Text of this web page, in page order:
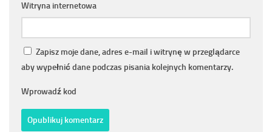
Witryna internetowa
Zapisz moje dane, adres e-mail i witrynę w przeglądarce
aby wypełnić dane podczas pisania kolejnych komentarzy.
Wprowadź kod